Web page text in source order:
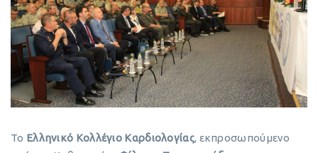
Το Ελληνικό Κολλέγιο Καρδιολογίας, εκπροσωπούμενο